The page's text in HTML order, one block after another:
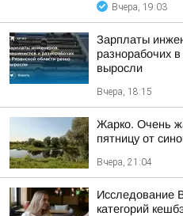
Вчера, 19:03
Зарплаты
разнорабочих
выросли
Вчера, 18:15
Жарко. Очень
пятницу от
Вчера, 21:04
Исследование
категорий